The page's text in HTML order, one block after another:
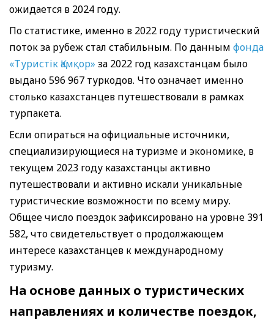
ожидается в 2024 году.
По статистике, именно в 2022 году туристический
поток за рубеж стал стабильным. По данным фонда
«Туристік Қамқор» за 2022 год казахстанцам было
выдано 596 967 туркодов. Что означает именно
столько казахстанцев путешествовали в рамках
турпакета.
Если опираться на официальные источники,
специализирующиеся на туризме и экономике, в
текущем 2023 году казахстанцы активно
путешествовали и активно искали уникальные
туристические возможности по всему миру.
Общее число поездок зафиксировано на уровне 391
582, что свидетельствует о продолжающем
интересе казахстанцев к международному
туризму.
На основе данных о туристических
направлениях и количестве поездок,